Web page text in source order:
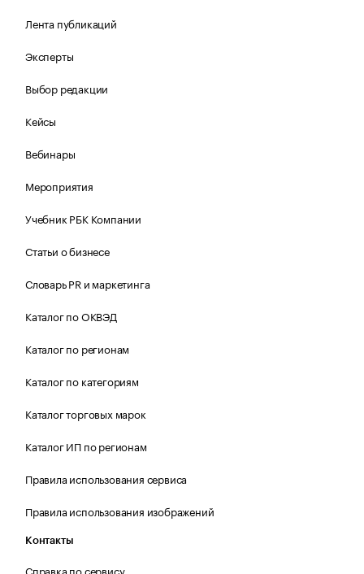
Лента публикаций
Эксперты
Выбор редакции
Кейсы
Вебинары
Мероприятия
Учебник РБК Компании
Статьи о бизнесе
Словарь PR и маркетинга
Каталог по ОКВЭД
Каталог по регионам
Каталог по категориям
Каталог торговых марок
Каталог ИП по регионам
Правила использования сервиса
Правила использования изображений
Контакты
Справка по сервису